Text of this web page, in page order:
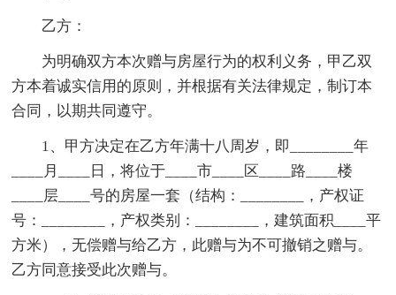
乙方：
为明确双方本次赠与房屋行为的权利义务，甲乙双
方本着诚实信用的原则，并根据有关法律规定，制订本
合同，以期共同遵守。
1、甲方决定在乙方年满十八周岁，即________年
____月____日，将位于____市____区____路____楼
____层____号的房屋一套（结构：________，产权证
号：________，产权类别：________，建筑面积____平
方米），无偿赠与给乙方，此赠与为不可撤销之赠与。
乙方同意接受此次赠与。